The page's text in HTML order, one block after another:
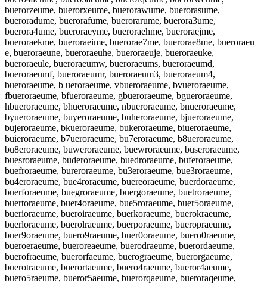
buerorzeume, buerorxeume, buerorawume, buerorasume,
bueroradume, buerorafume, buerorarume, buerora3ume,
buerora4ume, bueroraeyme, bueroraehme, bueroraejme,
bueroraekme, bueroraeime, buerorae7me, buerorae8me, bueroraeu
e, bueroraeune, bueroraeuhe, bueroraeuje, bueroraeuke,
bueroraeule, bueroraeumw, bueroraeums, bueroraeumd,
bueroraeumf, bueroraeumr, bueroraeum3, bueroraeum4,
bueroraeume, b ueroraeume, vbueroraeume, bvueroraeume,
fbueroraeume, bfueroraeume, gbueroraeume, bgueroraeume,
hbueroraeume, bhueroraeume, nbueroraeume, bnueroraeume,
byueroraeume, buyeroraeume, buheroraeume, bjueroraeume,
bujeroraeume, bkueroraeume, bukeroraeume, biueroraeume,
buieroraeume, b7ueroraeume, bu7eroraeume, b8ueroraeume,
bu8eroraeume, buweroraeume, buewroraeume, buseroraeume,
buesroraeume, buderoraeume, buedroraeume, buferoraeume,
buefroraeume, bureroraeume, bu3eroraeume, bue3roraeume,
bu4eroraeume, bue4roraeume, buereoraeume, buerdoraeume,
buerforaeume, buegroraeume, buergoraeume, buetroraeume,
buertoraeume, buer4oraeume, bue5roraeume, buer5oraeume,
buerioraeume, bueroiraeume, buerkoraeume, buerokraeume,
buerloraeume, buerolraeume, buerporaeume, bueropraeume,
buer9oraeume, buero9raeume, buer0oraeume, buero0raeume,
bueroeraeume, bueroreaeume, buerodraeume, buerordaeume,
buerofraeume, buerorfaeume, buerograeume, buerorgaeume,
buerotraeume, buerortaeume, buero4raeume, bueror4aeume,
buero5raeume, bueror5aeume, buerorqaeume, bueroraqeume,